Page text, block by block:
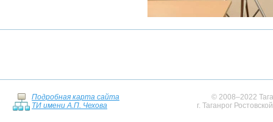
Подробная карта сайта
ТИ имени А.П. Чехова
© 2008–2022
г. Таганрог